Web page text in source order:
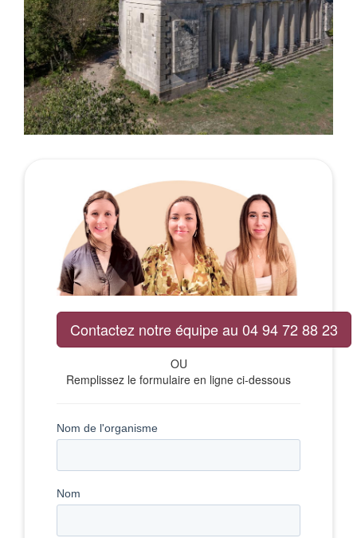
Contactez notre équipe au 04 94 72 88 23
OU
Remplissez le formulaire en ligne ci-dessous